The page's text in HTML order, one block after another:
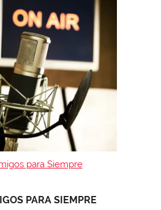
para Siempre
PARA SIEMPRE